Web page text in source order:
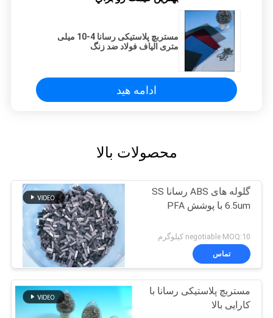
مستربچ پلاستیکی رسانا 4-10 میلی
متری الیاف فولاد ضد زنگ
ادامه هید
محصولات بالا
گلوله های ABS رسانا SS
6.5um با پوشش PFA
negotiable MOQ:10 کیلوگرم
تماس
مستربچ پلاستیکی رسانا با
کارایی بالا